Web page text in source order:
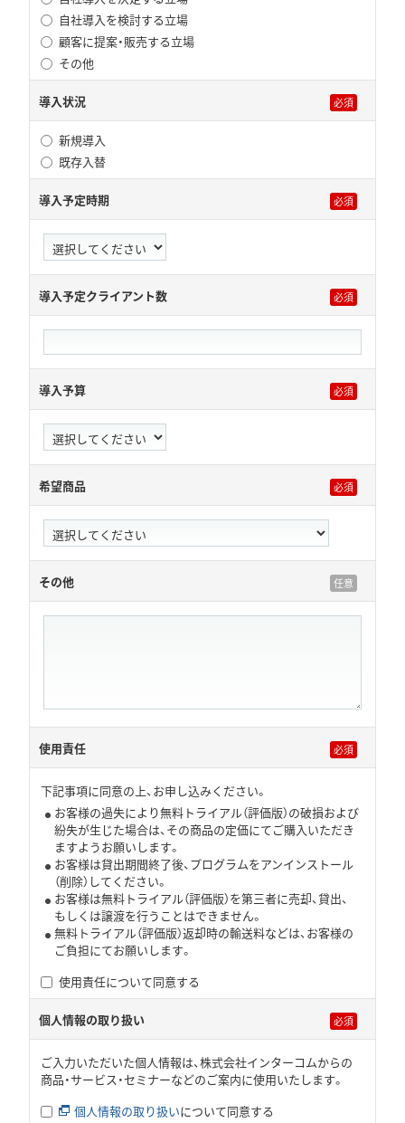
自社導入を検討する立場
顧客に提案・販売する立場
その他
導入状況
新規導入
既存入替
導入予定時期
導入予定クライアント数
導入予算
希望商品
その他
使用責任
下記事項に同意の上、お申し込みください。
お客様の過失により無料トライアル（評価版）の破損および
紛失が生じた場合は、その商品の定価にてご購入いただき
ますようお願いします。
お客様は貸出期間終了後、プログラムをアンインストール
（削除）してください。
お客様は無料トライアル（評価版）を第三者に売却、貸出、
もしくは譲渡を行うことはできません。
無料トライアル（評価版）返却時の輸送料などは、お客様の
ご負担にてお願いします。
使用責任について同意する
個人情報の取り扱い
ご入力いただいた個人情報は、株式会社インターコムからの
商品・サービス・セミナーなどのご案内に使用いたします。
個人情報の取り扱いについて同意する